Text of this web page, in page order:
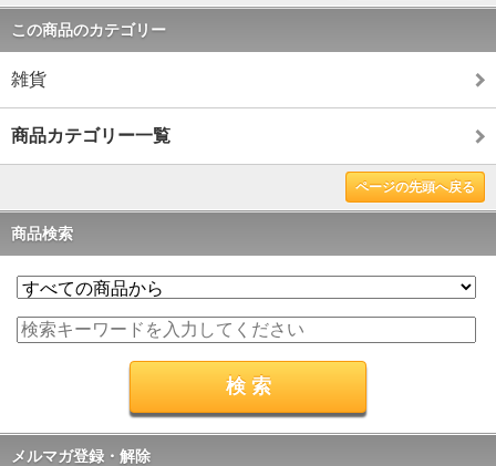
この商品のカテゴリー
雑貨
商品カテゴリー一覧
ページの先頭へ戻る
商品検索
メルマガ登録・解除